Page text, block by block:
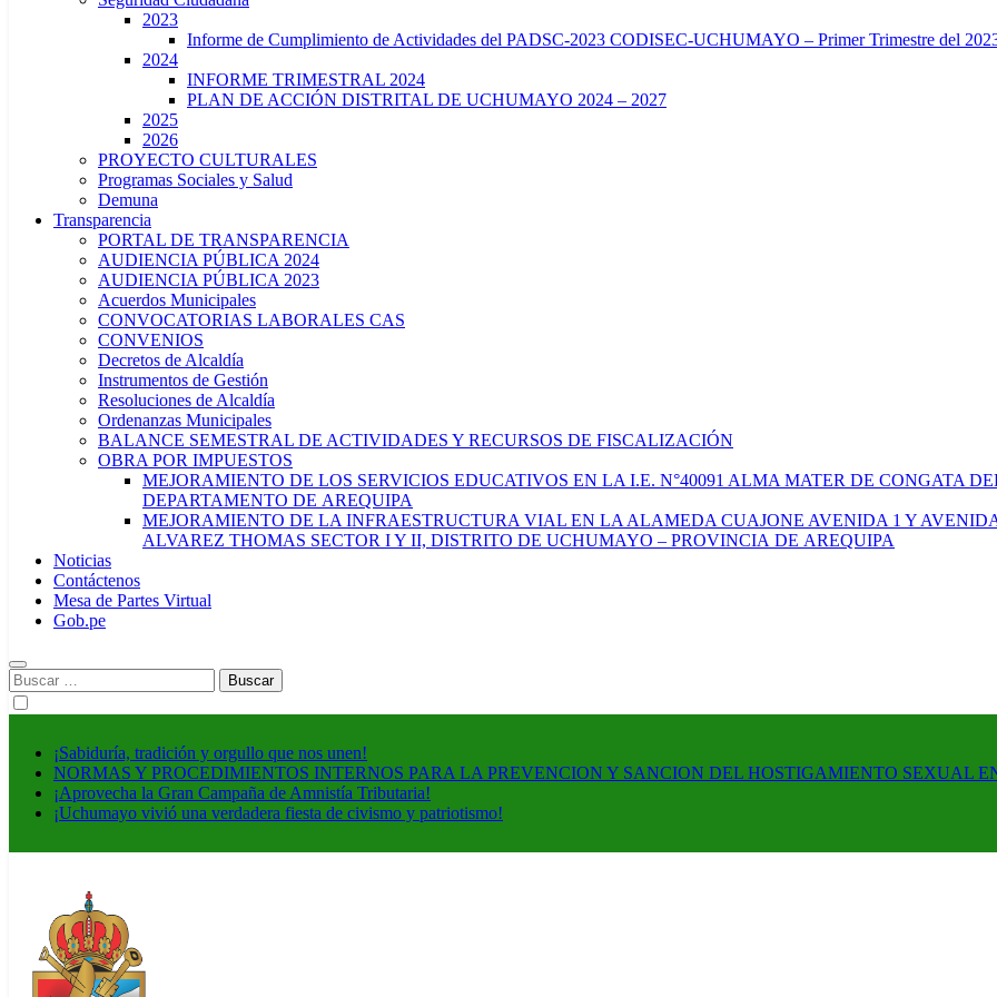
2023
Informe de Cumplimiento de Actividades del PADSC-2023 CODISEC-UCHUMAYO – Primer Trimestre del
2024
INFORME TRIMESTRAL 2024
PLAN DE ACCIÓN DISTRITAL DE UCHUMAYO 2024 – 2027
2025
2026
PROYECTO CULTURALES
Programas Sociales y Salud
Demuna
Transparencia
PORTAL DE TRANSPARENCIA
AUDIENCIA PÚBLICA 2024
AUDIENCIA PÚBLICA 2023
Acuerdos Municipales
CONVOCATORIAS LABORALES CAS
CONVENIOS
Decretos de Alcaldía
Instrumentos de Gestión
Resoluciones de Alcaldía
Ordenanzas Municipales
BALANCE SEMESTRAL DE ACTIVIDADES Y RECURSOS DE FISCALIZACIÓN
OBRA POR IMPUESTOS
MEJORAMIENTO DE LOS SERVICIOS EDUCATIVOS EN LA I.E. N°40091 ALMA MATER DE CONGATA
DEPARTAMENTO DE AREQUIPA
MEJORAMIENTO DE LA INFRAESTRUCTURA VIAL EN LA ALAMEDA CUAJONE AVENIDA 1 Y
ALVAREZ THOMAS SECTOR I Y II, DISTRITO DE UCHUMAYO – PROVINCIA DE AREQUIPA
Noticias
Contáctenos
Mesa de Partes Virtual
Gob.pe
Buscar:
¡Sabiduría, tradición y orgullo que nos unen!
NORMAS Y PROCEDIMIENTOS INTERNOS PARA LA PREVENCION Y SANCION DEL HOSTIGAMIENTO SEXUAL
¡Aprovecha la Gran Campaña de Amnistía Tributaria!
¡Uchumayo vivió una verdadera fiesta de civismo y patriotismo!